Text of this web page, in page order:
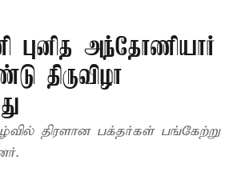
புனித அந்தோணியார்
திருவிழா
திரளான பக்தர்கள் பங்கேற்று